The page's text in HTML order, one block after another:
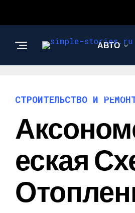
АВТО
РЕМОНТ
СТРОИТЕЛЬСТВО И
Еская